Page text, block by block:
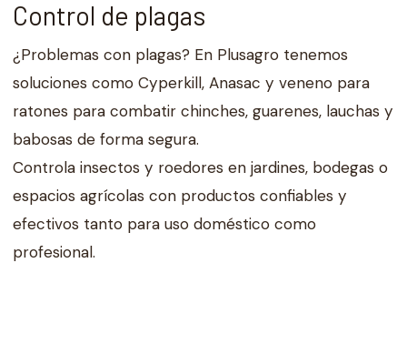
Control de plagas
¿Problemas con plagas? En Plusagro tenemos
soluciones como Cyperkill, Anasac y veneno para
ratones para combatir chinches, guarenes, lauchas y
babosas de forma segura.
Controla insectos y roedores en jardines, bodegas o
espacios agrícolas con productos confiables y
efectivos tanto para uso doméstico como
profesional.